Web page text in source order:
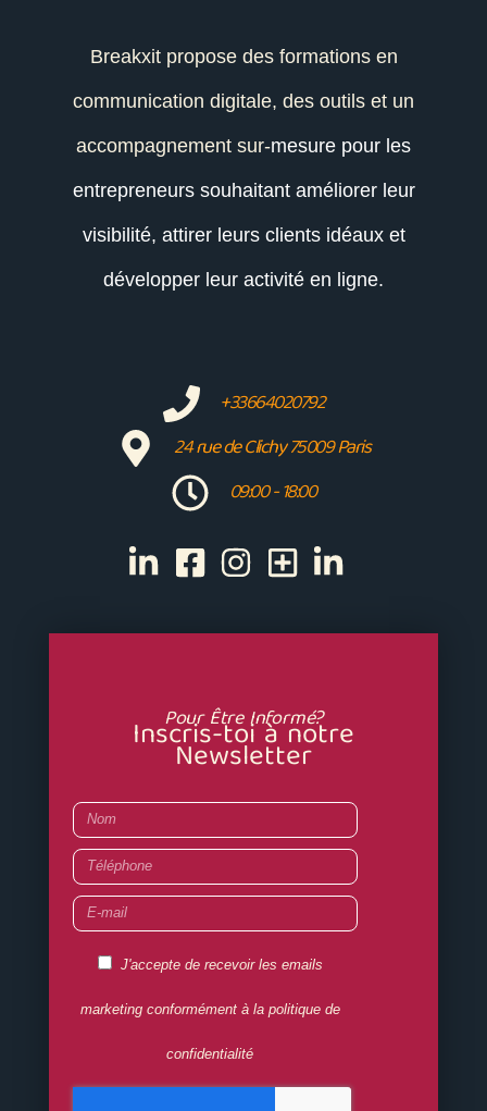
Breakxit propose des formations en
communication digitale, des outils et un
accompagnement sur-mesure pour les
entrepreneurs souhaitant améliorer leur
visibilité, attirer leurs clients idéaux et
développer leur activité en ligne.
+33664020792
24 rue de Clichy 75009 Paris
09:00 - 18:00
Pour Être Informé?
Inscris-toi à notre
Newsletter
Nom
Téléphone
E-
mail
RGPD
OK
J'accepte de recevoir les emails
marketing conformément à la politique de
confidentialité